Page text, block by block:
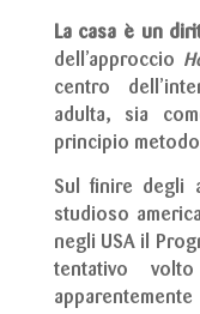
La casa è un
dell’approccio
centro
adulta, sia
principio
Sul finire degli
studioso
negli USA il
tentativo